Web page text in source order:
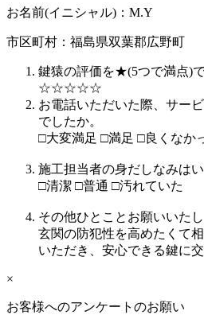
お名前(イニシャル)： M.Y
市区町村： 福島県双葉郡広野町
鍵猿の評価を★(5つで満点)
☆☆☆☆☆
お電話いただいた際、サー
でしたか。
□大変満足 □満足 □良くなか
施工担当者の身だしなみはい
□清潔 □普通 □汚れていた
その他ひとことお願いいたし
玄関の防犯性を高めたくて
いただき、安心できる鍵に交
×
お客様へのアンケートのお願い